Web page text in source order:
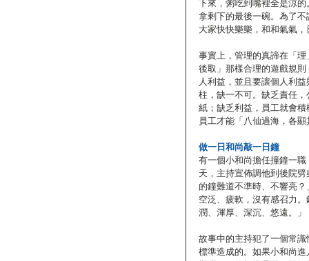
下來，粥吃到嘴裡全是涼
拿剩下的最後一碗。為了不
大家快快樂樂，和和氣氣，
事實上，管理的真諦在「
後取」那樣合理的遊戲規
人利益，並且要讓個人利
柱，缺一不可。缺乏責任
紙；缺乏利益，員工就會
員工才能「八仙過海，各顯
做一日和尚敲一日鐘
有一個小和尚擔任撞鐘一
天，主持宣佈調他到後院
的鐘難道不準時、不響亮
空泛、疲軟，沒有感召力
潤、渾厚、深沉、悠遠。」
故事中的主持犯了一個常
標準造成的。如果小和尚